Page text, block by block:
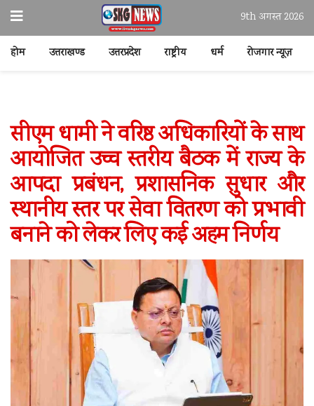
9th अगस्त 2026
होम उत्तराखण्ड उत्तरप्रदेश राष्ट्रीय धर्म रोजगार न्यूज़
सीएम धामी ने वरिष्ठ अधिकारियों के साथ
आयोजित उच्च स्तरीय बैठक में राज्य के
आपदा प्रबंधन, प्रशासनिक सुधार और
स्थानीय स्तर पर सेवा वितरण को प्रभावी
बनाने को लेकर लिए कई अहम निर्णय